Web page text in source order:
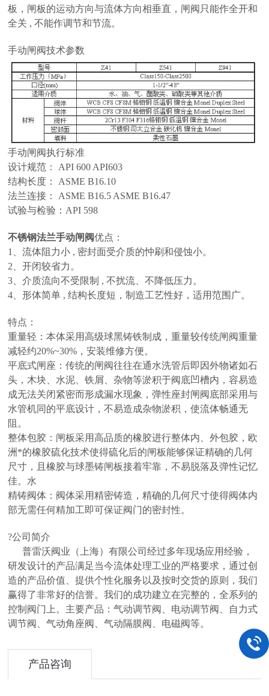
板，闸板的运动方向与流体方向相垂直，闸阀只能作全开和
全关 , 不能作调节和节流。
手动闸阀技术参数
手动闸阀执行标准
设计规范： API 600 API603
结构长度： ASME B16.10
法兰连接： ASME B16.5 ASME B16.47
试验与检验：API 598
不锈钢法兰手动闸阀优点：
1、流体阻力小 , 密封面受介质的忡刷和侵蚀小。
2、开闭较省力。
3、介质流向不受限制 , 不扰流、不降低压力。
4、形体简单 , 结构长度短，制造工艺性好，适用范围广。
特点：
重量轻：本体采用高级球黑铸铁制成，重量较传统闸阀重量
减轻约20%~30%，安装维修方便。
平底式闸座：传统的闸阀往往在通水洗管后即因外物诸如石
头，木块、水泥、铁屑、杂物等淤积于阀底凹槽内，容易造
成无法关闭紧密而形成漏水现象，弹性座封闸阀底部采用与
水管机同的平底设计，不易造成杂物淤积，使流体畅通无
阻。
整体包胶：闸板采用高品质的橡胶进行整体内、外包胶，欧
洲*的橡胶硫化技术使得硫化后的闸板能够保证精确的几何
尺寸，且橡胶与球墨铸闸板接着牢靠，不易脱落及弹性记忆
佳。水
精铸阀体：阀体采用精密铸造，精确的几何尺寸使得阀体内
部无需任何精加工即可保证阀门的密封性。
?公司简介
普雷沃阀业（上海）有限公司经过多年现场应用经验，
研发设计的产品满足当今流体处理工业的严格要求，通过创
造的产品价值、提供个性化服务以及按时交货的原则，我们
赢得了非常好的信誉。我们的成功建立在完整的，全系列的
控制阀门上。主要产品：气动调节阀、电动调节阀、自力式
调节阀、气动角座阀、气动隔膜阀、电磁阀等。
产品咨询